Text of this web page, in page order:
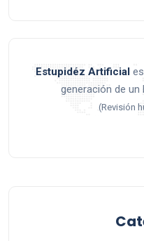
Estupidéz Artificial
generación de un
(Revisión